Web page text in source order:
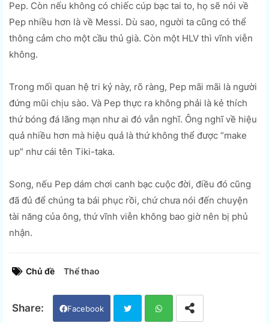
Pep. Còn nếu không có chiếc cúp bạc tai to, họ sẽ nói về
Pep nhiều hơn là về Messi. Dù sao, người ta cũng có thể
thông cảm cho một cầu thủ già. Còn một HLV thì vĩnh viễn
không.
Trong mối quan hệ tri kỷ này, rõ ràng, Pep mãi mãi là người
đứng mũi chịu sào. Và Pep thực ra không phải là kẻ thích
thứ bóng đá lãng mạn như ai đó vẫn nghĩ. Ông nghĩ về hiệu
quả nhiều hơn mà hiệu quả là thứ không thể được “make
up” như cái tên Tiki-taka.
Song, nếu Pep dám chơi canh bạc cuộc đời, điều đó cũng
đã đủ để chúng ta bái phục rồi, chứ chưa nói đến chuyện
tài năng của ông, thứ vĩnh viễn không bao giờ nên bị phủ
nhận.
Chủ đề Thể thao
Facebook